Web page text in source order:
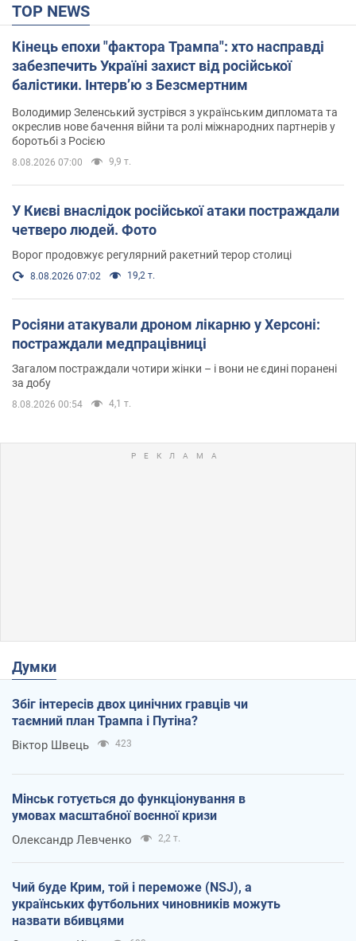
TOP NEWS
Кінець епохи "фактора Трампа": хто насправді
забезпечить Україні захист від російської
балістики. Інтерв’ю з Безсмертним
Володимир Зеленський зустрівся з українським дипломата та
окреслив нове бачення війни та ролі міжнародних партнерів у
боротьбі з Росією
8.08.2026 07:00 9,9 т.
У Києві внаслідок російської атаки постраждали
четверо людей. Фото
Ворог продовжує регулярний ракетний терор столиці
8.08.2026 07:02 19,2 т.
Росіяни атакували дроном лікарню у Херсоні:
постраждали медпрацівниці
Загалом постраждали чотири жінки – і вони не єдині поранені
за добу
8.08.2026 00:54 4,1 т.
Думки
Збіг інтересів двох цинічних гравців чи
таємний план Трампа і Путіна?
Віктор Швець 423
Мінськ готується до функціонування в
умовах масштабної воєнної кризи
Олександр Левченко 2,2 т.
Чий буде Крим, той і переможе (NSJ), а
українських футбольних чиновників можуть
назвати вбивцями